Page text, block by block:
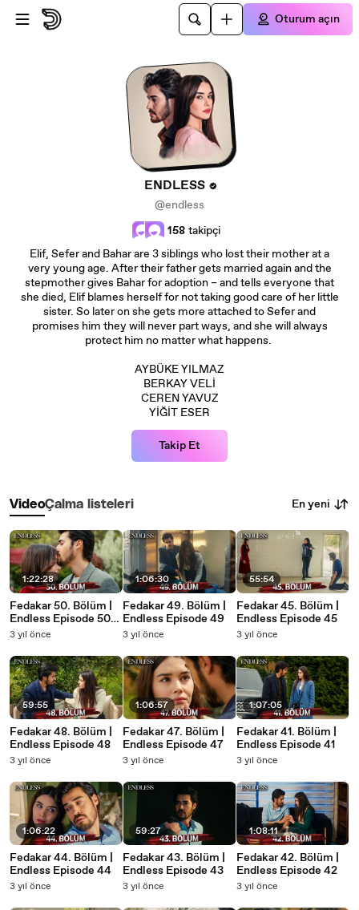
Ana içeriğe atla
Oturum açın
ENDLESS
@endless
158 takipçi
Elif, Sefer and Bahar are 3 siblings who lost their mother at a
very young age. After their father gets married again and the
stepmother gives Bahar for adoption – and tells everyone that
she died, Elif blames herself for not taking good care of her little
sister. So later on she gets more attached to Sefer and
promises him they will never part ways, and she will always
protect him no matter what happens.
AYBÜKE YILMAZ
BERKAY VELİ
CEREN YAVUZ
YİĞİT ESER
Takip Et
VideoÇalma listeleri En yeni
1:22:28
Fedakar 50. Bölüm |
Endless Episode 50
(FINAL)
3 yıl önce
59:55
Fedakar 48. Bölüm |
Endless Episode 48
3 yıl önce
1:06:22
Fedakar 44. Bölüm |
Endless Episode 44
3 yıl önce
1:06:30
Fedakar 49. Bölüm |
Endless Episode 49
3 yıl önce
1:06:57
Fedakar 47. Bölüm |
Endless Episode 47
3 yıl önce
59:27
Fedakar 43. Bölüm |
Endless Episode 43
3 yıl önce
55:54
Fedakar 45. Bölüm |
Endless Episode 45
3 yıl önce
1:07:05
Fedakar 41. Bölüm |
Endless Episode 41
3 yıl önce
1:08:11
Fedakar 42. Bölüm |
Endless Episode 42
3 yıl önce